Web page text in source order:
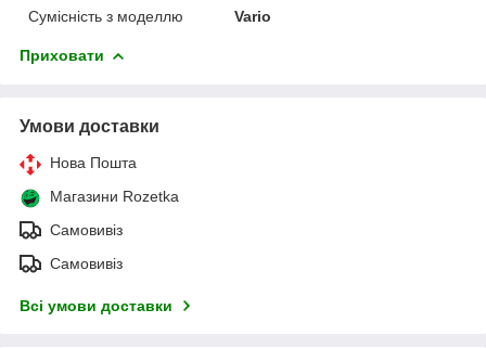
Сумісність з моделлю
Vario
Приховати
Умови доставки
Нова Пошта
Магазини Rozetka
Самовивіз
Самовивіз
Всі умови доставки